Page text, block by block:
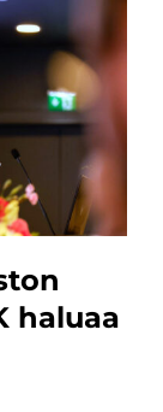
haluaa